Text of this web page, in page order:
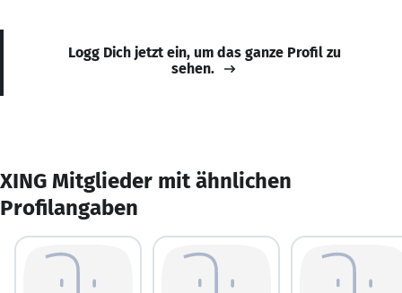
Logg Dich jetzt ein, um das ganze Profil zu
sehen.
XING Mitglieder mit ähnlichen
Profilangaben